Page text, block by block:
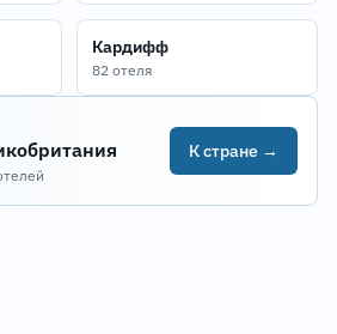
Кардифф
82 отеля
К стране →